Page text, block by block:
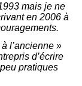
mais je ne
en 2006 à
l’ancienne »
d’écrire
pratiques